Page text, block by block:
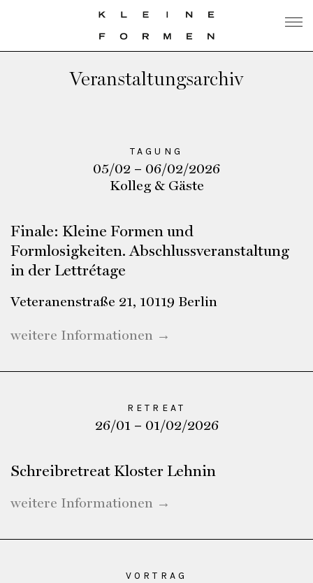
Veranstaltungsarchiv
TAGUNG
05/02 – 06/02/2026
Kolleg & Gäste
Finale: Kleine Formen und
Formlosigkeiten. Abschlussveranstaltung
in der Lettrétage
Veteranenstraße 21, 10119 Berlin
weitere Informationen →
RETREAT
26/01 – 01/02/2026
Schreibretreat Kloster Lehnin
weitere Informationen →
VORTRAG